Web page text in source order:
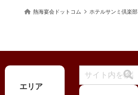
熱海宴会ドットコム ホテルサンミ倶楽部
エリア